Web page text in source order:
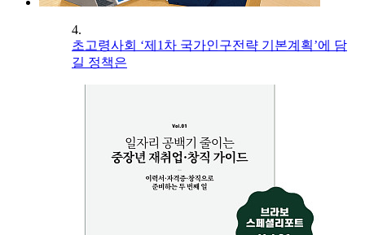
4.
초고령사회 ‘제1차 국가인구전략 기본계획’에 담
길 정책은